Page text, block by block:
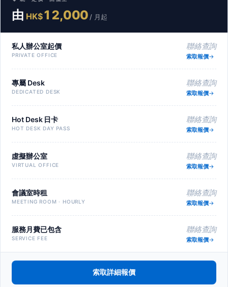
由 HK$12,000/ 月起
私人辦公室起價
PRIVATE OFFICE
聯絡查詢
索取報價
專屬 Desk
DEDICATED DESK
聯絡查詢
索取報價
Hot Desk 日卡
HOT DESK DAY PASS
聯絡查詢
索取報價
虛擬辦公室
VIRTUAL OFFICE
聯絡查詢
索取報價
會議室時租
MEETING ROOM · HOURLY
聯絡查詢
索取報價
服務月費已包含
SERVICE FEE
聯絡查詢
索取報價
索取詳細報價